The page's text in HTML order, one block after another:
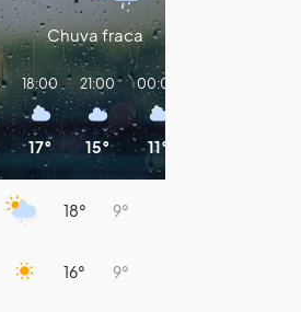
Chuva fraca
18:00
17°
21:00
15°
00:00
11°
18° 9°
16° 9°